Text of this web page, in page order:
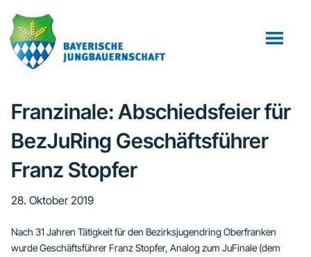
Inhalt
springen
Seitenspalte
springen
Fußzeile
springen
Franzinale: Abschiedsfeier für
BezJuRing Geschäftsführer
Franz Stopfer
28. Oktober 2019
Nach 31 Jahren Tätigkeit für den Bezirksjugendring Oberfranken
wurde Geschäftsführer Franz Stopfer, Analog zum JuFinale (dem